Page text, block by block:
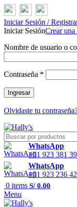
Iniciar Sesión /
Iniciar SesiónCrear una
Nombre de usuario o
Contraseña *
Ingresar
Olvidaste tu
WhatsApp
+51 923 381
WhatsApp
+51 923 236
0 items S/0.00
Menu